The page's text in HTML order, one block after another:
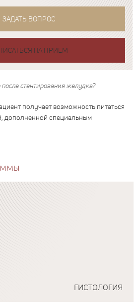
ЗАДАТЬ ВОПРОС
НА ПРИЕМ
стентирования желудка?
получает возможность питаться
дополненной специальным
ГИСТОЛОГИЯ